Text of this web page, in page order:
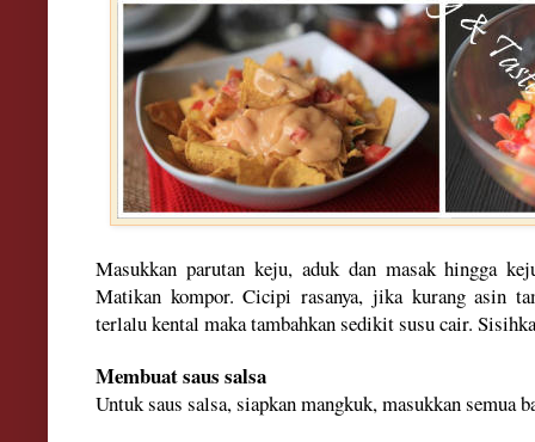
Masukkan parutan keju, aduk dan masak hingga
Matikan kompor. Cicipi rasanya, jika kurang asin
terlalu kental maka tambahkan sedikit susu cair.
Membuat saus salsa
Untuk saus salsa, siapkan mangkuk, masukkan semua